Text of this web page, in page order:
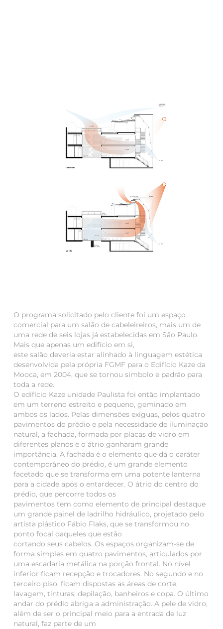
O programa solicitado pelo cliente foi um espaço
comercial para um salão de cabeleireiros, mais um de
uma rede de seis lojas já estabelecidas em São Paulo.
Mais que apenas um edifício em si,
este salão deveria estar alinhado à linguagem estética
desenvolvida pela própria FGMF para o Edifício Kaze da
Mooca, em 2004, que se tornou símbolo e padrão para
toda a rede.
O edifício Kaze unidade Paulista foi então implantado
em um terreno estreito e pequeno, geminado em
ambos os lados. Pelas dimensões exíguas, pelos quatro
pavimentos do prédio e pela necessidade de iluminação
natural, a fachada, formada por placas de vidro em
diferentes planos e o átrio ganharam grande
importância. A fachada é o elemento que dá o caráter
contemporâneo do prédio, é um grande elemento
facetado que se transforma em uma potente lanterna
para a cidade após o entardecer. O átrio do centro do
prédio, que percorre todos os
pavimentos tem como elemento de principal destaque
um grande painel de ladrilho hidráulico, projetado pelo
artista plástico Fábio Flaks, que se transformou no
ponto focal daqueles que estão
cortando seus cabelos. Os espaços organizam-se de
forma simples em quatro pavimentos, articulados por
uma escadaria metálica na porção frontal. No nível
inferior ficam recepção e trocadores. No segundo e no
terceiro piso, ficam dispostas as áreas de corte,
lavagem, tinturas, depilação, banheiros e copa. O último
andar do prédio abriga a administração. A pele de vidro,
além de ser o principal meio para a entrada de luz
natural, faz parte de um